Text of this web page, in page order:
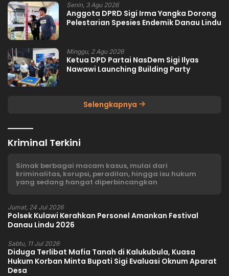
Senin, 3 Agu 2026
Anggota DPRD Sigi Irma Yangka Dorong
Pelestarian Spesies Endemik Danau Lindu
Minggu, 2 Agu 2026
Ketua DPD Partai NasDem Sigi Ilyas
Nawawi Launching Building Party
Selengkapnya
Kriminal Terkini
Simak berbagai macam kasus, mulai dari
kriminalitas, korupsi, peradilan, hingga isu hukum
yang sedang hangat diperbincangkan
Jumat, 24 Jul 2026
Polsek Kulawi Kerahkan Personel Amankan Festival
Danau Lindu 2026
Sabtu, 11 Jul 2026
Diduga Terlibat Mafia Tanah di Kalukubula, Kuasa
Hukum Korban Minta Bupati Sigi Evaluasi Oknum Aparat
Desa